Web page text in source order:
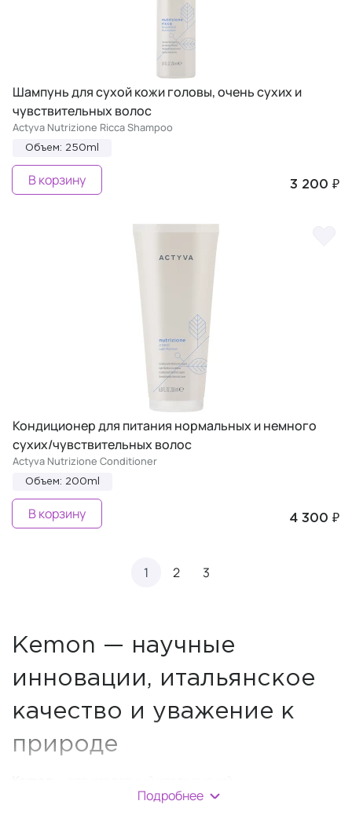
Шампунь для сухой кожи головы, очень сухих и
чувствительных волос
Actyva Nutrizione Ricca Shampoo
Объем: 250ml
3 200 ₽
В корзину
Кондиционер для питания нормальных и немного
сухих/чувствительных волос
Actyva Nutrizione Conditioner
Объем: 200ml
4 300 ₽
В корзину
1 2 3
Kemon — научные
инновации, итальянское
качество и уважение к
природе
профессиональной косметики для волос и
Подробнее